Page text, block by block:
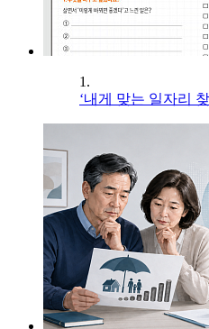
1.
‘내게 맞는 일자리